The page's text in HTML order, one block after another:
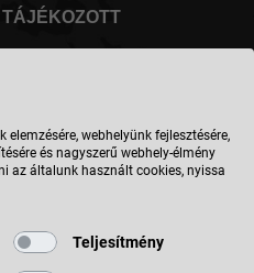
- magyarwebhelyünk fejlesztésére,
és nagyszerű webhely-élmény
az általunk használt cookies, nyissa
Teljesítmény